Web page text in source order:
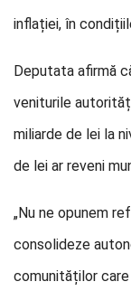
inflației, în
Deputata afirmă
veniturile
miliarde de lei la
de lei ar reveni
„Nu ne opunem
consolideze
comunităților